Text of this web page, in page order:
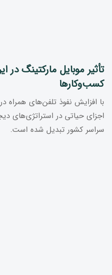
تأثیر موبایل مارکتینگ
کسب‌وکارها
با افزایش نفوذ تلفن‌های همراه
اجزای حیاتی در استراتژی‌های
سراسر کشور تبدیل شده است.